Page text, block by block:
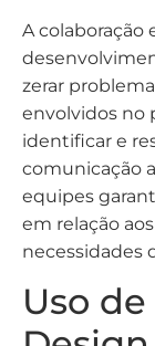
A colaboração
zerar
envolvidos no
identificar e
comunicação
equipes
em relação
necessidades
Uso